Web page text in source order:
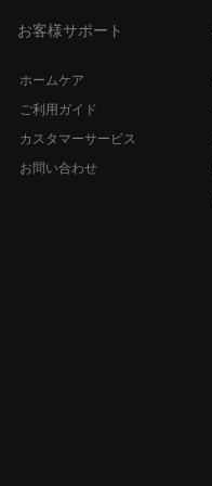
お客様サポート
ホームケア
ご利用ガイド
カスタマーサービス
お問い合わせ